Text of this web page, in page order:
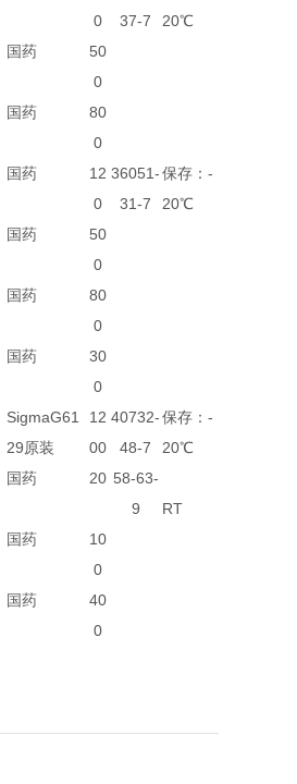
0
37-7
20℃
国药
50
0
国药
80
0
国药
12
0
36051-
31-7
保存：-
20℃
国药
50
0
国药
80
0
国药
30
0
SigmaG61
29原装
12
00
40732-
48-7
保存：-
20℃
国药 20 58-63-
9
RT
国药
10
0
国药
40
0